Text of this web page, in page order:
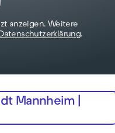
anzeigen. Weitere
.
Mannheim |